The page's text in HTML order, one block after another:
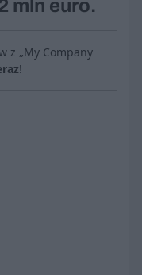
mln euro.
z „My Company
!